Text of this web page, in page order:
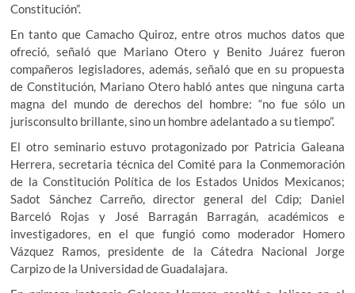
Constitución”.
En tanto que Camacho Quiroz, entre otros muchos datos que
ofreció, señaló que Mariano Otero y Benito Juárez fueron
compañeros legisladores, además, señaló que en su propuesta
de Constitución, Mariano Otero habló antes que ninguna carta
magna del mundo de derechos del hombre: “no fue sólo un
jurisconsulto brillante, sino un hombre adelantado a su tiempo”.
El otro seminario estuvo protagonizado por Patricia Galeana
Herrera, secretaria técnica del Comité para la Conmemoración
de la Constitución Política de los Estados Unidos Mexicanos;
Sadot Sánchez Carreño, director general del Cdip; Daniel
Barceló Rojas y José Barragán Barragán, académicos e
investigadores, en el que fungió como moderador Homero
Vázquez Ramos, presidente de la Cátedra Nacional Jorge
Carpizo de la Universidad de Guadalajara.